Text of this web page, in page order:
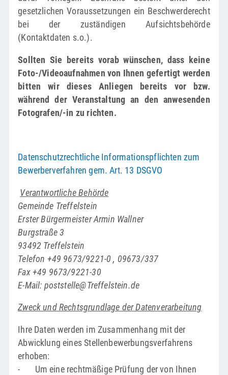
gesetzlichen Voraussetzungen ein Beschwerderecht
bei der zuständigen Aufsichtsbehörde
(Kontaktdaten s.o.).
Sollten Sie bereits vorab wünschen, dass keine
Foto-/Videoaufnahmen von Ihnen gefertigt werden
bitten wir dieses Anliegen bereits vor bzw.
während der Veranstaltung an den anwesenden
Fotografen/-in zu richten.
Datenschutzrechtliche Informationspflichten zum
Bewerberverfahren gem. Art. 13 DSGVO
Verantwortliche Behörde
Gemeinde Treffelstein
Erster Bürgermeister Armin Wallner
Burgstraße 3
93492 Treffelstein
Telefon +49 9673/9221-0 , 09673/337
Fax +49 9673/9221-30
E-Mail: poststelle@Treffelstein.de
Zweck und Rechtsgrundlage der Datenverarbeitung
Ihre Daten werden im Zusammenhang mit der
Abwicklung eines Stellenbewerbungsverfahrens
erhoben:
- Um eine rechtmäßige Prüfung der von Ihnen